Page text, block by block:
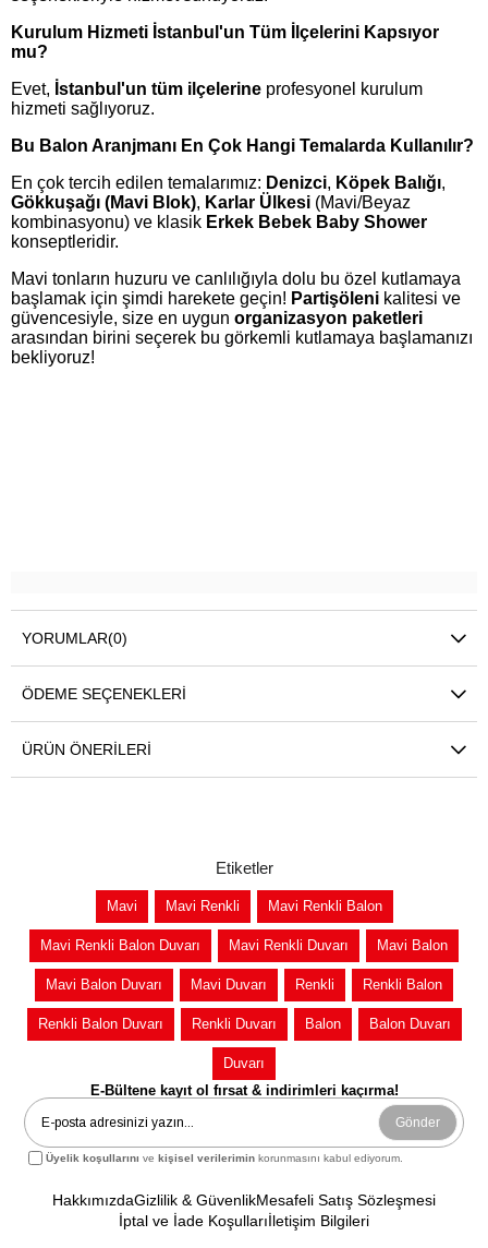
Kurulum Hizmeti İstanbul'un Tüm İlçelerini Kapsıyor
mu?
Evet, İstanbul'un tüm ilçelerine profesyonel kurulum
hizmeti sağlıyoruz.
Bu Balon Aranjmanı En Çok Hangi Temalarda Kullanılır?
En çok tercih edilen temalarımız: Denizci, Köpek Balığı,
Gökkuşağı (Mavi Blok), Karlar Ülkesi (Mavi/Beyaz
kombinasyonu) ve klasik Erkek Bebek Baby Shower
konseptleridir.
Mavi tonların huzuru ve canlılığıyla dolu bu özel kutlamaya
başlamak için şimdi harekete geçin! Partişöleni kalitesi ve
güvencesiyle, size en uygun organizasyon paketleri
arasından birini seçerek bu görkemli kutlamaya başlamanızı
bekliyoruz!
YORUMLAR(0)
ÖDEME SEÇENEKLERI
ÜRÜN ÖNERILERI
Etiketler
Mavi Mavi Renkli Mavi Renkli Balon
Mavi Renkli Balon Duvarı Mavi Renkli Duvarı Mavi Balon
Mavi Balon Duvarı Mavi Duvarı Renkli Renkli Balon
Renkli Balon Duvarı Renkli Duvarı Balon Balon Duvarı
Duvarı
E-Bültene kayıt ol fırsat & indirimleri kaçırma!
Gönder
Üyelik koşullarını ve kişisel verilerimin korunmasını kabul ediyorum.
HakkımızdaGizlilik & GüvenlikMesafeli Satış Sözleşmesi
İptal ve İade Koşullarıİletişim Bilgileri